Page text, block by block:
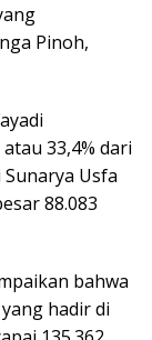
Pinoh,
33,4% dari
Usfa
88.083
bahwa
hadir di